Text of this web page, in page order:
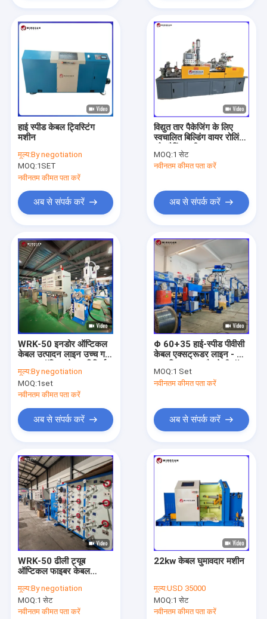
घर
उत्पादों
वीडियो
हमारे बारे में
कारखाने का दौरा
गुणवत्ता नियंत्रण
समाचार
एक उद्धरण का अनुरोध करें
फाइबर ऑप्टिक केबल मशीन
वायर केबल बनाने की मशीन
केबल घुमा मशीन
हाई स्पीड केबल ट्विस्टिंग
मशीन
मूल्य:By negotiation
MOQ:1SET
नवीनतम कीमत पता करें
अब से संपर्क करें
विद्युत तार पैकेजिंग के लिए
स्वचालित बिल्डिंग वायर रोलिंग
और रैपिंग मशीन
MOQ:1 सेट
नवीनतम कीमत पता करें
अब से संपर्क करें
WRK-50 इनडोर ऑप्टिकल
केबल उत्पादन लाइन उच्च गति
मूल्य:By negotiation
MOQ:1set
नवीनतम कीमत पता करें
अब से संपर्क करें
Φ 60+35 हाई-स्पीड पीवीसी
केबल एक्सट्रूडर लाइन - सीई
केबल विनिर्माण के लिए 200
मीटर/मिनट
MOQ:1 Set
नवीनतम कीमत पता करें
अब से संपर्क करें
WRK-50 ढीली ट्यूब
ऑप्टिकल फाइबर केबल
ऑप्टिकल ट्यूब एक्सट्रूज़न
मशीन
मूल्य:By negotiation
MOQ:1 सेट
नवीनतम कीमत पता करें
22kw केबल घुमावदार मशीन
मूल्य:USD 35000
MOQ:1 सेट
नवीनतम कीमत पता करें